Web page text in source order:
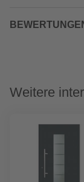
Weitere